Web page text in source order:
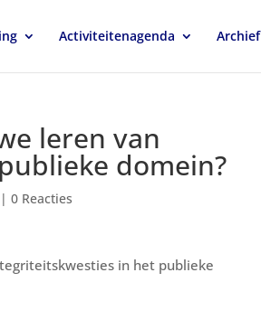
Activiteitenagenda Archief
leren van
domein?
|0 Reacties
in het publieke